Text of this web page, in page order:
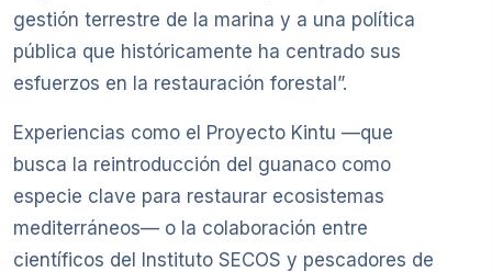
gestión terrestre de la marina y a una política
pública que históricamente ha centrado sus
esfuerzos en la restauración forestal”.
Experiencias como el Proyecto Kintu —que
busca la reintroducción del guanaco como
especie clave para restaurar ecosistemas
mediterráneos— o la colaboración entre
científicos del Instituto SECOS y pescadores de